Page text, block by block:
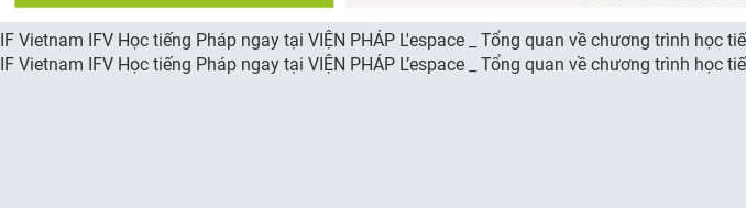
IF Vietnam IFV Học tiếng Pháp ngay tại VIỆN PHÁP L'espace _ Tổng quan về chương trình học
IF Vietnam IFV Học tiếng Pháp ngay tại VIỆN PHÁP L’espace _ Tổng quan về chương trình học